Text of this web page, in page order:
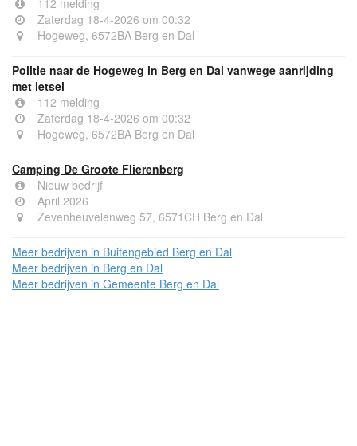
Zaterdag 18-4-2026 om 00:32
Hogeweg, 6572BA Berg en Dal
Politie naar de Hogeweg in Berg en Dal vanwege aanrijding
met letsel
112 melding
Zaterdag 18-4-2026 om 00:32
Hogeweg, 6572BA Berg en Dal
Camping De Groote Flierenberg
Nieuw bedrijf
April 2026
Zevenheuvelenweg 57, 6571CH Berg en Dal
Meer bedrijven in Buitengebied Berg en Dal
Meer bedrijven in Berg en Dal
Meer bedrijven in Gemeente Berg en Dal